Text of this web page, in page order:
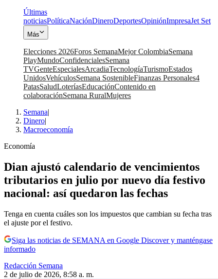
Últimas
noticiasPolíticaNaciónDineroDeportesOpiniónImpresaJet Set
Más
Elecciones 2026Foros SemanaMejor ColombiaSemana
PlayMundoConfidencialesSemana
TVGenteEspecialesArcadiaTecnologíaTurismoEstados
UnidosVehículosSemana SostenibleFinanzas Personales4
PatasSaludLoteríasEducaciónContenido en
colaboraciónSemana RuralMujeres
Semana|
Dinero|
Macroeconomía
Economía
Dian ajustó calendario de vencimientos
tributarios en julio por nuevo día festivo
nacional: así quedaron las fechas
Tenga en cuenta cuáles son los impuestos que cambian su fecha tras
el ajuste por el festivo.
Siga las noticias de SEMANA en Google Discover y manténgase
informado
Redacción Semana
2 de julio de 2026, 8:58 a. m.